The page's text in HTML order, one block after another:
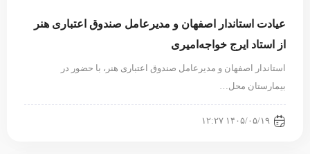
عیادت استاندار اصفهان و مدیرعامل صندوق اعتباری هنر
از استاد ایرج خواجه‌امیری
استاندار اصفهان و مديرعامل صندوق اعتباری هنر، با حضور در
بيمارستان محل…
۱۴۰۵/۰۵/۱۹ ۱۲:۲۷